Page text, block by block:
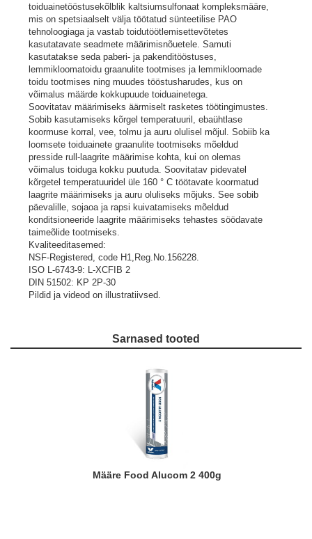
toiduainetööstusekõlblik kaltsiumsulfonaat kompleksmääre,
mis on spetsiaalselt välja töötatud sünteetilise PAO
tehnoloogiaga ja vastab toidutöötlemisettevõtetes
kasutatavate seadmete määrimisnõuetele. Samuti
kasutatakse seda paberi- ja pakenditööstuses,
lemmikloomatoidu graanulite tootmises ja lemmikloomade
toidu tootmises ning muudes tööstusharudes, kus on
võimalus määrde kokkupuude toiduainetega.
Soovitatav määrimiseks äärmiselt rasketes töötingimustes.
Sobib kasutamiseks kõrgel temperatuuril, ebaühtlase
koormuse korral, vee, tolmu ja auru olulisel mõjul. Sobiib ka
loomsete toiduainete graanulite tootmiseks mõeldud
presside rull-laagrite määrimise kohta, kui on olemas
võimalus toiduga kokku puutuda. Soovitatav pidevatel
kõrgetel temperatuuridel üle 160 ° C töötavate koormatud
laagrite määrimiseks ja auru oluliseks mõjuks. See sobib
päevalille, sojaoa ja rapsi kuivatamiseks mõeldud
konditsioneeride laagrite määrimiseks tehastes söödavate
taimeõlide tootmiseks.
Kvaliteeditasemed:
NSF-Registered, code H1,Reg.No.156228.
ISO L-6743-9: L-XCFIB 2
DIN 51502: KP 2P-30
Pildid ja videod on illustratiivsed.
Sarnased tooted
Määre Food Alucom 2 400g